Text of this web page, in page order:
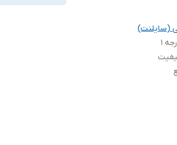
(سایلنت)
1